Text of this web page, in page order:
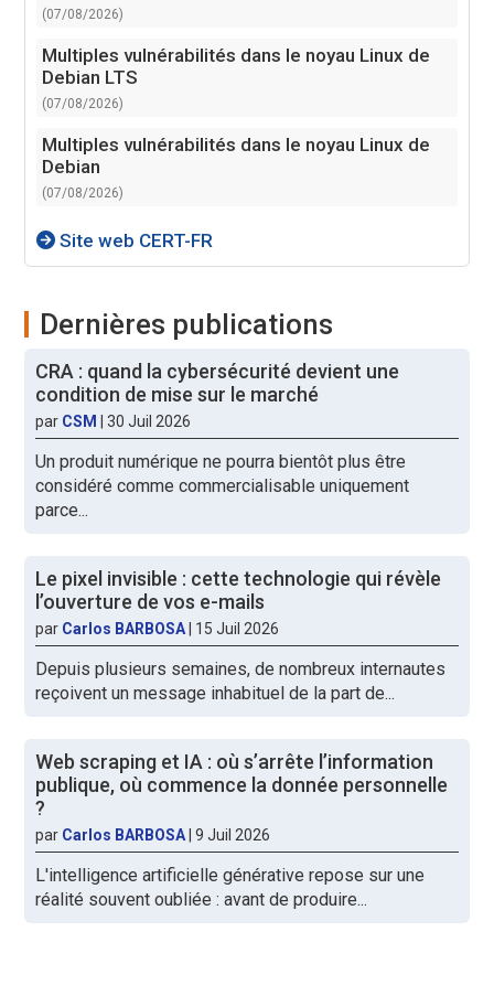
(07/08/2026)
Multiples vulnérabilités dans le noyau Linux de
Debian LTS
(07/08/2026)
Multiples vulnérabilités dans le noyau Linux de
Debian
(07/08/2026)
Site web CERT-FR
Dernières publications
CRA : quand la cybersécurité devient une
condition de mise sur le marché
par CSM |30 Juil 2026
Un produit numérique ne pourra bientôt plus être
considéré comme commercialisable uniquement
parce...
Le pixel invisible : cette technologie qui révèle
l’ouverture de vos e-mails
par Carlos BARBOSA 15 Juil 2026
Depuis plusieurs semaines, de nombreux internautes
reçoivent un message inhabituel de la part de...
Web scraping et IA : où s’arrête l’information
publique, où commence la donnée personnelle
?
par Carlos BARBOSA |9 Juil 2026
L'intelligence artificielle générative repose sur une
réalité souvent oubliée : avant de produire...